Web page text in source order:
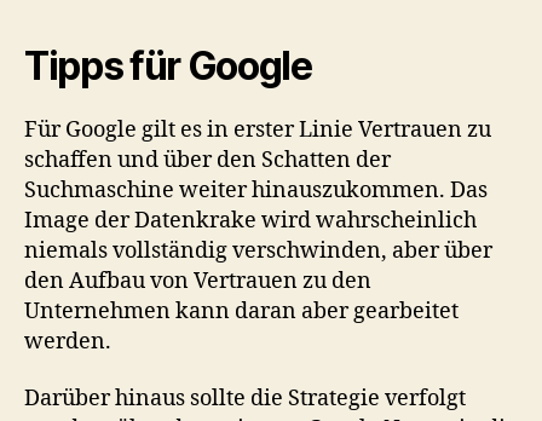
Tipps für Google
Für Google gilt es in erster Linie Vertrauen zu
schaffen und über den Schatten der
Suchmaschine weiter hinauszukommen. Das
Image der Datenkrake wird wahrscheinlich
niemals vollständig verschwinden, aber über
den Aufbau von Vertrauen zu den
Unternehmen kann daran aber gearbeitet
werden.
Darüber hinaus sollte die Strategie verfolgt